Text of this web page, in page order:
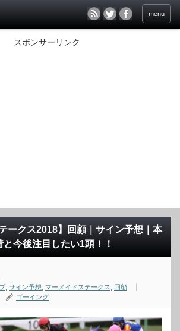
menu
スポンサーリンク
ークス2018】回顧｜サイン予想｜本
今後注目したい1頭！！
, サイン予想 マーメイドステークス
回顧
ゴーイング